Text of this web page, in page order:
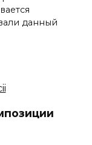
данный